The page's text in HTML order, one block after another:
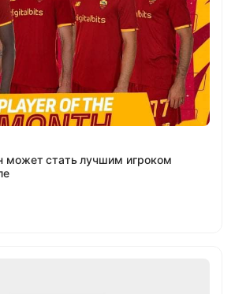
может стать лучшим игроком